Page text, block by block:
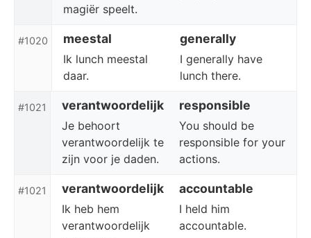
magiër speelt.
#1020 meestal generally
Ik lunch meestal
daar.
I generally have
lunch there.
#1021 verantwoordelijk responsible
Je behoort
verantwoordelijk te
zijn voor je daden.
You should be
responsible for your
actions.
#1021 verantwoordelijk accountable
Ik heb hem
verantwoordelijk
I held him
accountable.